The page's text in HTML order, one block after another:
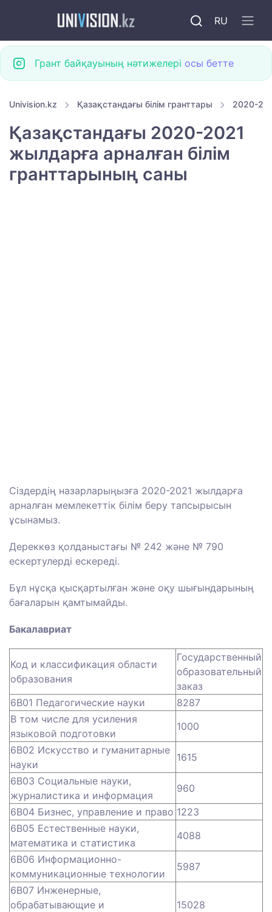
RU
Грант байқауының нәтижелері осы бетте
Univision.kz Қазақстандағы білім гранттары 2020-
Қазақстандағы 2020-2021
жылдарға арналған білім
гранттарының саны
Сіздердің назарларыңызға 2020-2021 жылдарға
арналған мемлекеттік білім беру тапсырысын
ұсынамыз.
Дереккөз қолданыстағы № 242 және № 790
ескертулерді ескереді.
Бұл нұсқа қысқартылған және оқу шығындарының
бағаларын қамтымайды.
Бакалавриат
Код и классификация области
образования
Государственный
образовательный
заказ
6B01 Педагогические науки
8287
В том числе для усиления
языковой подготовки
1000
6B02 Искусство и гуманитарные
науки
1615
6B03 Социальные науки,
журналистика и информация
960
6B04 Бизнес, управление и право 1223
6B05 Естественные науки,
математика и статистика
4088
6B06 Информационно-
коммуникационные технологии
5987
6B07 Инженерные,
обрабатывающие и
15028